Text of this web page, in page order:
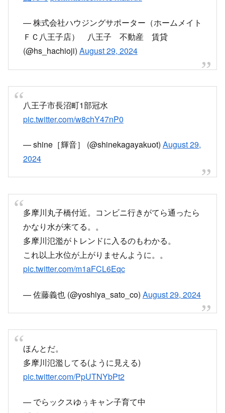
(@hs_hachioji)August 29, 2024
八王子市長沼町1部冠水
pic.twitter.com/w8chY47nP0
— shine［輝音］ (@shinekagayakuot)
2024
多摩川氾濫がトレンドに入るのもわかる。
これ以上水位が上がりませんように。。
pic.twitter.com/m1aFCL6Eqc
— 佐藤義也 (@yoshiya_sato_co) August 29, 2024
多摩川氾濫してる(ように見える)
pic.twitter.com/PpUTNYbPt2
— でらックスゆぅキャン子育て中
(@dera_you6453)August 29, 2024